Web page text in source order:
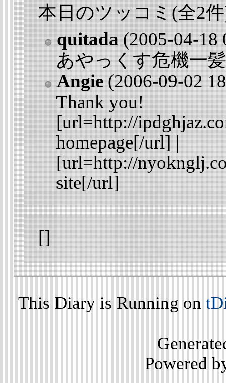
本日のツッコミ(全2
quitada (2005-04-18
あやっくす危機一髪
Angie (2006-09-02
Thank you!
[url=http://
homepage[/url] |
[url=http://
site[/url]
[]
This Diary is Running on
Powered